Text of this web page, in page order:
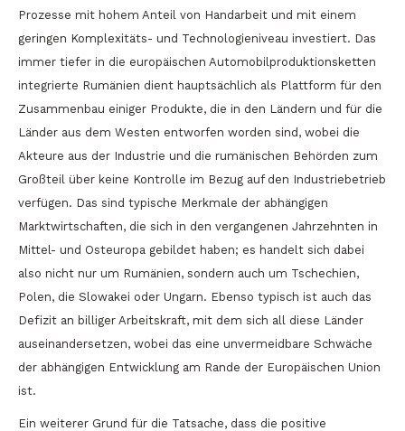
Prozesse mit hohem Anteil von Handarbeit und mit einem
geringen Komplexitäts- und Technologieniveau investiert. Das
immer tiefer in die europäischen Automobilproduktionsketten
integrierte Rumänien dient hauptsächlich als Plattform für den
Zusammenbau einiger Produkte, die in den Ländern und für die
Länder aus dem Westen entworfen worden sind, wobei die
Akteure aus der Industrie und die rumänischen Behörden zum
Großteil über keine Kontrolle im Bezug auf den Industriebetrieb
verfügen. Das sind typische Merkmale der abhängigen
Marktwirtschaften, die sich in den vergangenen Jahrzehnten in
Mittel- und Osteuropa gebildet haben; es handelt sich dabei
also nicht nur um Rumänien, sondern auch um Tschechien,
Polen, die Slowakei oder Ungarn. Ebenso typisch ist auch das
Defizit an billiger Arbeitskraft, mit dem sich all diese Länder
auseinandersetzen, wobei das eine unvermeidbare Schwäche
der abhängigen Entwicklung am Rande der Europäischen Union
ist.
Ein weiterer Grund für die Tatsache, dass die positive